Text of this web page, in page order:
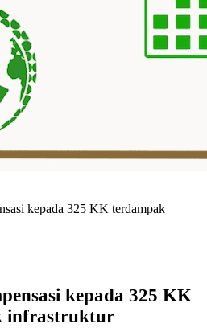
kepada 325 KK terdampak
kepada 325 KK
infrastruktur